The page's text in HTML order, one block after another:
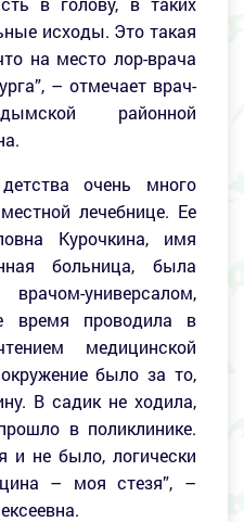
исходы. Это такая
на место лор-врача
– отмечает врач-
районной
очень много
лечебнице. Ее
Курочкина, имя
больница, была
универсалом,
время проводила в
медицинской
было за то,
В садик не ходила,
в поликлинике.
и не было, логически
– моя стезя”, –